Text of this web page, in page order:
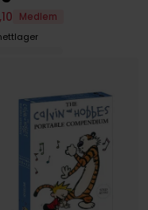
,10
Medlem